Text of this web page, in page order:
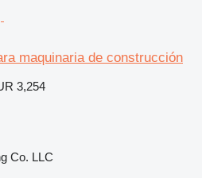
maquinaria de construcción
3,254
Co. LLC